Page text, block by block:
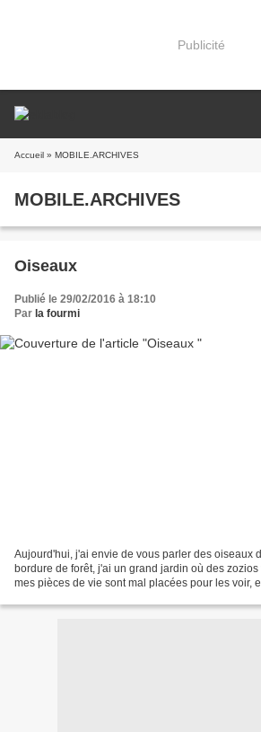
Publicité
Accueil » MOBILE.ARCHIVES
MOBILE.ARCHIVES
Oiseaux
Publié le 29/02/2016 à 18:10
Par la fourmi
Aujourd'hui, j'ai envie de vous parler des oiseaux
bordure de forêt, j'ai un grand jardin où des
mes pièces de vie sont mal placées pour les voir,